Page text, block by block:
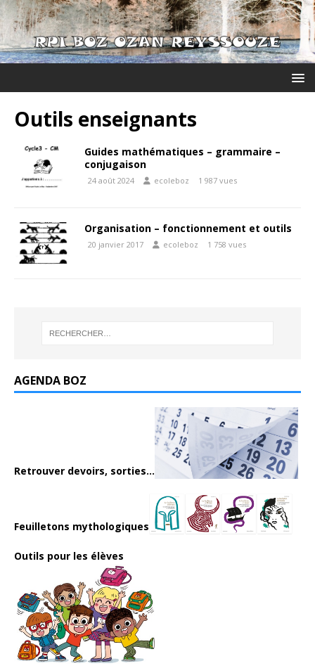
Outils enseignants
Guides mathématiques – grammaire –
conjugaison
24 août 2024 ecoleboz 1 987 vues
Organisation – fonctionnement et outils
20 janvier 2017 ecoleboz 1 758 vues
AGENDA BOZ
Retrouver devoirs, sorties...
Feuilletons mythologiques
Outils pour les élèves